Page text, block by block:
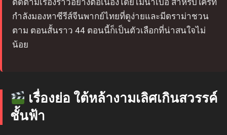
ติดตามเรื่องราวอย่างต่อเนื่องโดยไม่น่าเบื่อ สำหรับใครที่
กำลังมองหาซีรีส์จีนพากย์ไทยที่ดูง่ายและมีดราม่าชวน
ตาม ตอนสั้นราว 44 ตอนนี้ก็เป็นตัวเลือกที่น่าสนใจไม่
น้อย
เรื่องย่อ ใต้หล้างามเลิศเกินสวรรค์
ชั้นฟ้า